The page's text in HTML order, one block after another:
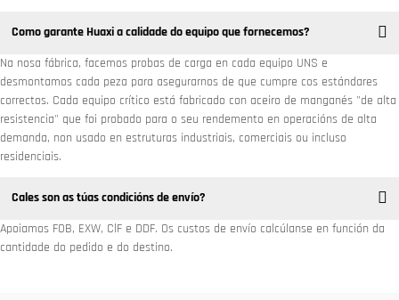
Como garante Huaxi a calidade do equipo que fornecemos?
Na nosa fábrica, facemos probas de carga en cada equipo UNS e
desmontamos cada peza para asegurarnos de que cumpre cos estándares
correctos. Cada equipo crítico está fabricado con aceiro de manganés "de alta
resistencia" que foi probado para o seu rendemento en operacións de alta
demanda, non usado en estruturas industriais, comerciais ou incluso
residenciais.
Cales son as túas condicións de envío?
Apoiamos FOB, EXW, ClF e DDF. Os custos de envío calcúlanse en función da
cantidade do pedido e do destino.